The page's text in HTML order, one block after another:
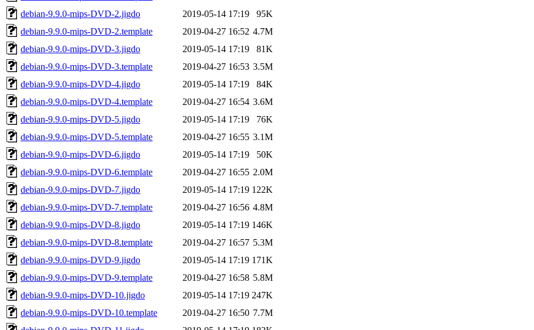
debian-9.9.0-mips-DVD-2.jigdo
2019-05-14 17:19
95K
debian-9.9.0-mips-DVD-2.template
2019-04-27 16:52 4.7M
debian-9.9.0-mips-DVD-3.jigdo
2019-05-14 17:19
81K
debian-9.9.0-mips-DVD-3.template
2019-04-27 16:53 3.5M
debian-9.9.0-mips-DVD-4.jigdo
2019-05-14 17:19
84K
debian-9.9.0-mips-DVD-4.template
2019-04-27 16:54 3.6M
debian-9.9.0-mips-DVD-5.jigdo
2019-05-14 17:19
76K
debian-9.9.0-mips-DVD-5.template
2019-04-27 16:55 3.1M
debian-9.9.0-mips-DVD-6.jigdo
2019-05-14 17:19
50K
debian-9.9.0-mips-DVD-6.template
2019-04-27 16:55 2.0M
debian-9.9.0-mips-DVD-7.jigdo
2019-05-14 17:19 122K
debian-9.9.0-mips-DVD-7.template
2019-04-27 16:56 4.8M
debian-9.9.0-mips-DVD-8.jigdo
2019-05-14 17:19 146K
debian-9.9.0-mips-DVD-8.template
2019-04-27 16:57 5.3M
debian-9.9.0-mips-DVD-9.jigdo
2019-05-14 17:19 171K
debian-9.9.0-mips-DVD-9.template
2019-04-27 16:58 5.8M
debian-9.9.0-mips-DVD-10.jigdo
2019-05-14 17:19 247K
debian-9.9.0-mips-DVD-10.template
2019-04-27 16:50 7.7M